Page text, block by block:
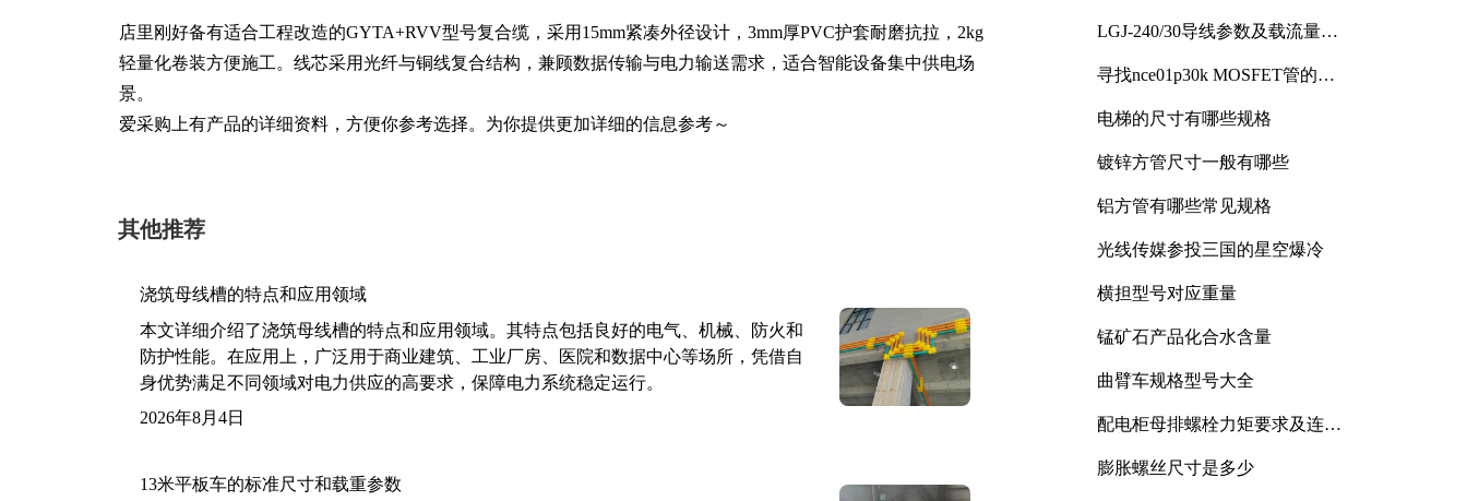
店里刚好备有适合工程改造的GYTA+RVV型号复合缆，采用15mm紧凑外径设计，3mm厚PVC护套耐磨抗拉，2kg
轻量化卷装方便施工。线芯采用光纤与铜线复合结构，兼顾数据传输与电力输送需求，适合智能设备集中供电场
景。
爱采购上有产品的详细资料，方便你参考选择。为你提供更加详细的信息参考～
其他推荐
浇筑母线槽的特点和应用领域
本文详细介绍了浇筑母线槽的特点和应用领域。其特点包括良好的电气、机械、防火和
防护性能。在应用上，广泛用于商业建筑、工业厂房、医院和数据中心等场所，凭借自
身优势满足不同领域对电力供应的高要求，保障电力系统稳定运行。
2026年8月4日
13米平板车的标准尺寸和载重参数
LGJ-240/30导线参数及载流量解
寻找nce01p30k MOSFET管的合
电梯的尺寸有哪些规格
镀锌方管尺寸一般有哪些
铝方管有哪些常见规格
光线传媒参投三国的星空爆冷
横担型号对应重量
锰矿石产品化合水含量
曲臂车规格型号大全
配电柜母排螺栓力矩要求及连接
膨胀螺丝尺寸是多少